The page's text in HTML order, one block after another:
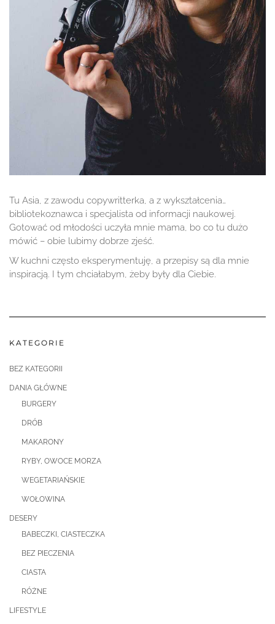
Tu Asia, z zawodu copywritterka, a z wykształcenia…
bibliotekoznawca i specjalista od informacji naukowej.
Gotować od młodości uczyła mnie mama, bo co tu dużo
mówić – obie lubimy dobrze zjeść.
W kuchni często eksperymentuję, a przepisy są dla mnie
inspiracją. I tym chciałabym, żeby były dla Ciebie.
KATEGORIE
BEZ KATEGORII
DANIA GŁÓWNE
BURGERY
DRÓB
MAKARONY
RYBY, OWOCE MORZA
WEGETARIAŃSKIE
WOŁOWINA
DESERY
BABECZKI, CIASTECZKA
BEZ PIECZENIA
CIASTA
RÓŻNE
LIFESTYLE